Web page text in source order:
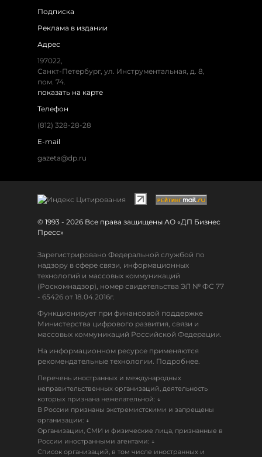
Подписка
Реклама в издании
Адрес
197022,
Санкт-Петербург, ул. Инструментальная, д. 8,
пом. 74.
показать на карте
Телефон
(812) 328-28-28
E-mail
gazeta@dp.ru
© 1993 - 2026 Все права защищены АО «ДП Бизнес
Пресс»
Зарегистрировано Федеральной службой по
надзору в сфере связи, информационных
технологий и массовых коммуникаций
(Роскомнадзор), номер свидетельства ЭЛ № ФС 77
- 65426 от 18.04.2016г.
Функционирует при финансовой поддержке
Министерства цифрового развития, связи и
массовых коммуникаций Российской Федерации.
На информационном ресурсе применяются
рекомендательные технологии. Подробнее.
Перечень иностранных и международных
неправительственных организаций, деятельность
которых признана нежелательной: ↓
В России признаны экстремистскими и запрещены
организации: ↓
Организации, СМИ и физические лица, признанные в
России иностранными агентами: ↓
Список организаций, в том числе иностранных и